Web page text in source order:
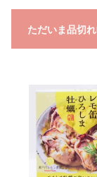
ただいま品切れ